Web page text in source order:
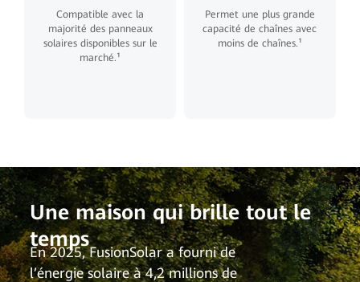
Compatible avec la
majorité des panneaux
solaires disponibles sur le
marché.¹
Permet une plus grande
capacité de chaînes avec
moins de chaînes.¹
Une maison qui brille tout le
temps
En 2025, FusionSolar a fourni de
l’énergie solaire à 4,2 millions de